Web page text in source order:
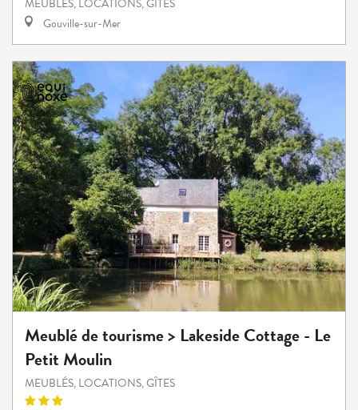
MEUBLÉS, LOCATIONS, GÎTES
Gouville-sur-Mer
Meublé de tourisme > Lakeside Cottage - Le
Petit Moulin
MEUBLÉS, LOCATIONS, GÎTES